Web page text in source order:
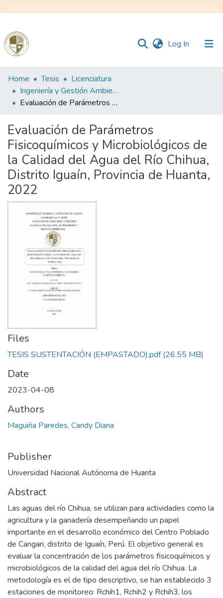
Log In (current)
Communities
&
Collections
Statistics
Reglamento
Formatos
Manuales
Home Tesis
Licenciatura
Ingeniería y Gestión Ambiental
Evaluación de Parámetros Fisicoquímicos y Microbiológicos de la Calidad del Agua del Río Chihua, Distrito Iguaín, Provincia de Huanta, 2022
Evaluación de Parámetros
Fisicoquímicos y Microbiológicos de
la Calidad del Agua del Río Chihua,
Distrito Iguaín, Provincia de Huanta,
2022
Files
TESIS SUSTENTACIÓN (EMPASTADO).pdf(26.55 MB)
Date
2023-04-08
Authors
Maguiña Paredes, Candy Diana
Publisher
Universidad Nacional Autónoma de Huanta
Abstract
Las aguas del río Chihua, se utilizan para actividades como la
agricultura y la ganadería desempeñando un papel
importante en el desarrollo económico del Centro Poblado
de Cangari, distrito de Iguaín, Perú. El objetivo general es
evaluar la concentración de los parámetros fisicoquímicos y
microbiológicos de la calidad del agua del río Chihua. La
metodología es el de tipo descriptivo, se han establecido 3
estaciones de monitoreo: Rchih1, Rchih2 y Rchih3, los